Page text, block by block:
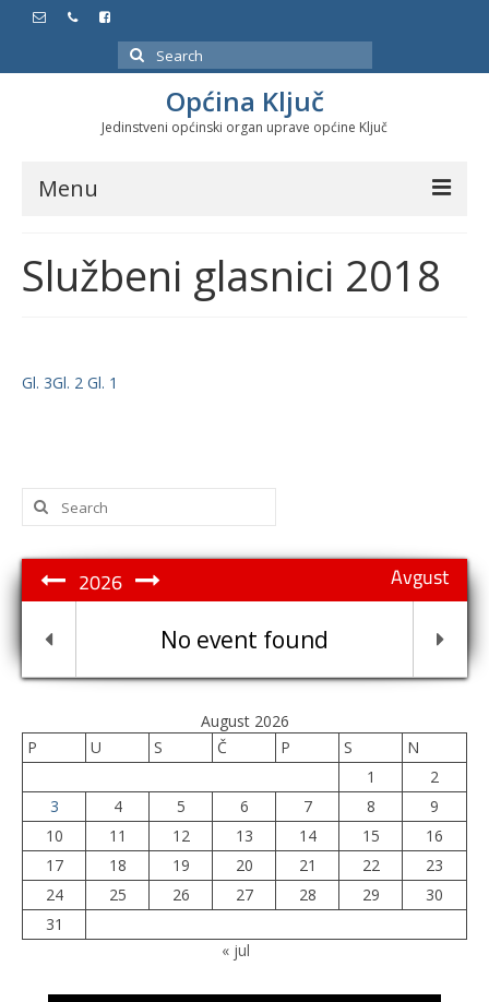
Search
for:
Općina Ključ
Jedinstveni općinski organ uprave općine Ključ
Menu
Službeni glasnici
Značajni datumi i manifestacije
Službeni glasnici 2018
Gl. 3Gl. 2 Gl. 1
Search
for:
Avgust
2026
No event found
August 2026
P
U S Č P S
N
1
2
3
4 5 6 7 8
9
10
11 12 13 14 15
16
17
18 19 20 21 22
23
24
25 26 27 28 29
30
31
« jul